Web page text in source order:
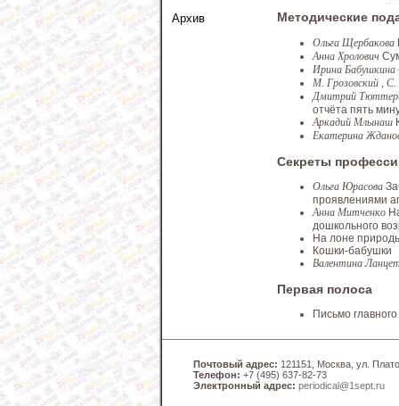
Архив Методические
Ольга Щербакова
Анна Хролович
Ирина Бабушкина
М. Грозовский ,
Дмитрий
отчёта пять
Аркадий Млынаш
Екатерина
Секреты
Ольга Юрасова
проявлениями
Анна Митченко
дошкольного
На лоне
Кошки-бабушки
Валентина
Первая полоса
Письмо
Почтовый адрес: 121151, Москва, ул.
Телефон: +7 (495) 637-82-73
Электронный адрес: periodical@1sept.ru